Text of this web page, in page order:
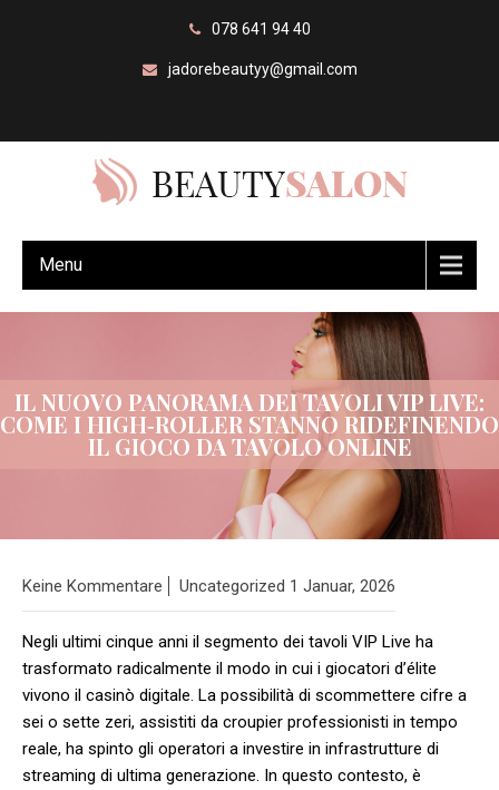
078 641 94 40
jadorebeautyy@gmail.com
Menu
IL NUOVO PANORAMA DEI TAVOLI VIP LIVE:
COME I HIGH‑ROLLER STANNO RIDEFINENDO
IL GIOCO DA TAVOLO ONLINE
Keine Kommentare Uncategorized 1 Januar, 2026
Negli ultimi cinque anni il segmento dei tavoli VIP Live ha
trasformato radicalmente il modo in cui i giocatori d’élite
vivono il casinò digitale. La possibilità di scommettere cifre a
sei o sette zeri, assistiti da croupier professionisti in tempo
reale, ha spinto gli operatori a investire in infrastrutture di
streaming di ultima generazione. In questo contesto, è